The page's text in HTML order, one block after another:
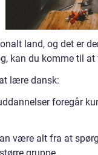
land, og det er
kan du komme til
lære dansk:
foregår
være alt fra at
gruppe.